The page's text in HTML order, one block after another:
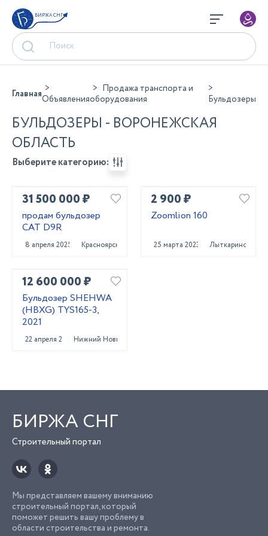
БИРЖА СНГ
ГлавнаяОбъявления
Продажа транспорта и
оборудования
Бульдозеры
БУЛЬДОЗЕРЫ - ВОРОНЕЖСКАЯ
ОБЛАСТЬ
Выберите категорию:
31 500 000 ₽
продам бульдозер
CAT D9R
8 апреля 2025 Красноярск
2 900 ₽
Zoomlion 160
25 марта 2023 Лыткарино
12 600 000 ₽
Бульдозер SHEHWA
(HBXG) TYS165-3,
2021
22 апреля 2022 Нижний Новгород
БИРЖА СНГ
Строительный портал
Мы представляем вашему вниманию
строительный портал, который
поможет решить вашу проблему в
области строительства и ремонта.